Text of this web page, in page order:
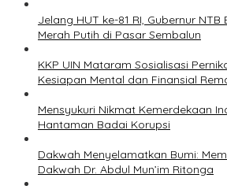
Jelang HUT ke-81 RI, Gubernur
Merah Putih di Pasar Sembalun
KKP UIN Mataram Sosialisasi
Kesiapan Mental dan Finansial
Mensyukuri Nikmat Kemerdekaan
Hantaman Badai Korupsi
Dakwah Menyelamatkan Bumi:
Dakwah Dr. Abdul Mun’im Ritonga